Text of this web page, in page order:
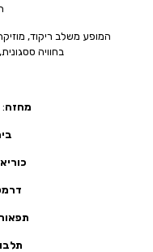
המופע משלב ריקוד,
בחוויה
מחזה: